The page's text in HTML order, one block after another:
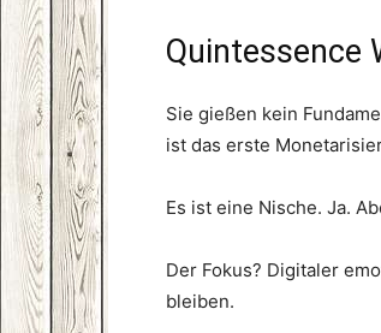
Quintessence
Sie gießen kein
ist das erste
Es ist eine Nische. Ja.
Der Fokus? Digitaler
bleiben.